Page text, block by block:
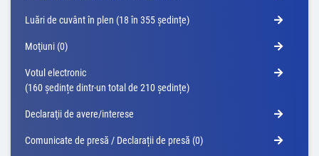
Luări de cuvânt în plen (18 în 355 ședințe)
Moţiuni (0)
Votul electronic
(160 ședințe dintr-un total de 210 ședințe)
Declaraţii de avere/interese
Comunicate de presă / Declarații de presă (0)